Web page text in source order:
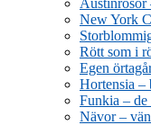
Austinrosor
New York
Rött som i
Egen
Hortensia –
Funkia – de
Nävor –